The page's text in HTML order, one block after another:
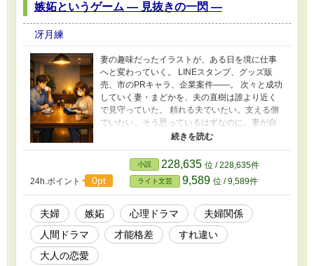
嫉妬というゲーム ― 見抜きの一閃 ―
冴月練
妻の趣味だったイラストが、ある日を境に仕事
へと変わっていく。 LINEスタンプ、グッズ販
売、市のPRキャラ、企業案件――。 次々と成功
していく妻・まどかを、夫の直樹は誰より近く
で見守っていた。 頼れる夫でいたい。支える側
でいたい。そう思っているはずなのに、妻が自
分の知らない場所で評価され、自分の手を離れ
ていくたび、心の奥に言いようのない冷たさが
広がっていく。 これは、愛しているはずの相手
に抱いてしまった感情を、見て見ぬふりできな
くなる物語。 静かに積み上がる成功。 静かに壊
れていく夫。 最後に妻が見抜いたものとは
――。 嫉妬と愛情が交差する、夫婦の心理劇。
24h.ポイント 0pt
小説 228,635 位 / 228,635件
ライト文芸 9,589 位 / 9,589件
夫婦 嫉妬 心理ドラマ
夫婦関係
人間ドラマ
才能格差
すれ違い
大人の恋愛